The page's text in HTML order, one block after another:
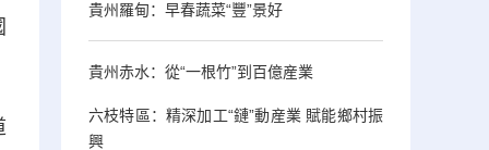
貴州羅甸：早春蔬菜“豐”景好
貴州赤水：從“一根竹”到百億産業
六枝特區：精深加工“鏈”動産業 賦能鄉村振
興